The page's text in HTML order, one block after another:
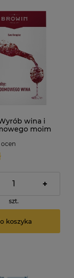
wina i
moim
+
szt.
koszyka